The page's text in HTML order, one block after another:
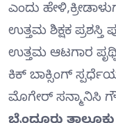
ಎಂದು
ಉತ್ತಮ ಶಿಕ್ಷಕ ಪ್ರಶಸ್ತಿ
ಉತ್ತಮ ಆಟಗಾರ
ಕಿಕ್ ಬಾಕ್ಸಿಂಗ್
ಮೊಗೇರ್ ಸನ್ಮಾನಿಸಿ